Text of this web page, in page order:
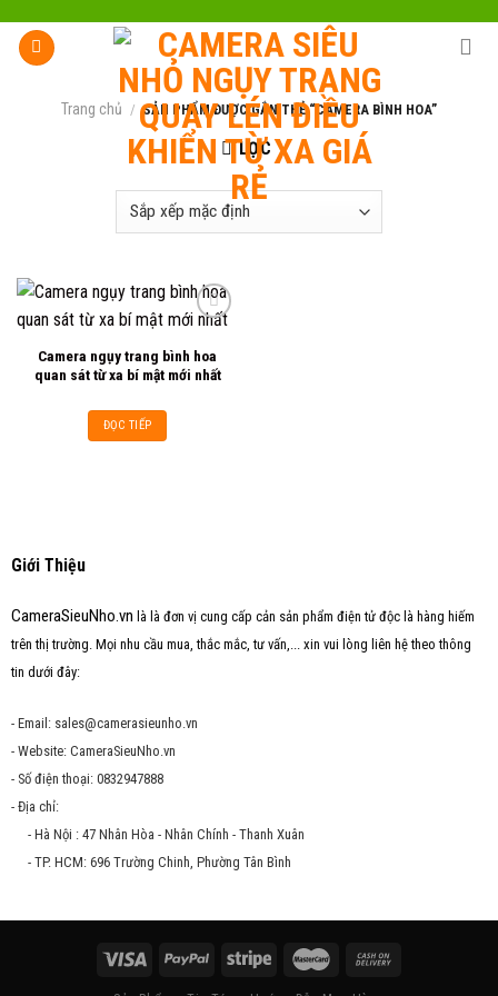
content
Trang chủ / SẢN PHẨM ĐƯỢC GẮN THẺ “CAMERA BÌNH HOA”
LỌC
Add to
Camera ngụy trang bình hoa
quan sát từ xa bí mật mới nhất
ĐỌC TIẾP
Giới Thiệu
CameraSieuNho.vn là là đơn vị cung cấp cản sản phẩm điện tử độc là hàng hiếm
trên thị trường. Mọi nhu cầu mua, thắc mắc, tư vấn,... xin vui lòng liên hệ theo thông
tin dưới đây:
- Email: sales@camerasieunho.vn
- Website: CameraSieuNho.vn
- Số điện thoại: 0832947888
- Địa chỉ:
- Hà Nội : 47 Nhân Hòa - Nhân Chính - Thanh Xuân
- TP. HCM: 696 Trường Chinh, Phường Tân Bình